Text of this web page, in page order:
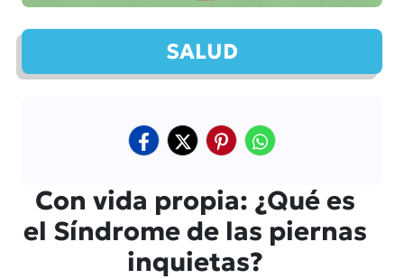
SALUD
Con vida propia: ¿Qué es
el Síndrome de las piernas
inquietas?